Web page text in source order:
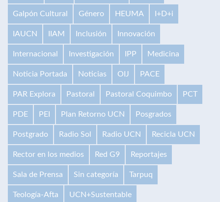
Galpón Cultural Género HEUMA I+D+i
IAUCN IIAM Inclusión Innovación
Internacional Investigación IPP Medicina
Noticia Portada Noticias OIJ PACE
PAR Explora Pastoral Pastoral Coquimbo PCT
PDE PEI Plan Retorno UCN Posgrados
Postgrado Radio Sol Radio UCN Recicla UCN
Rector en los medios Red G9 Reportajes
Sala de Prensa Sin categoría Tarpuq
Teología-Afta UCN+Sustentable